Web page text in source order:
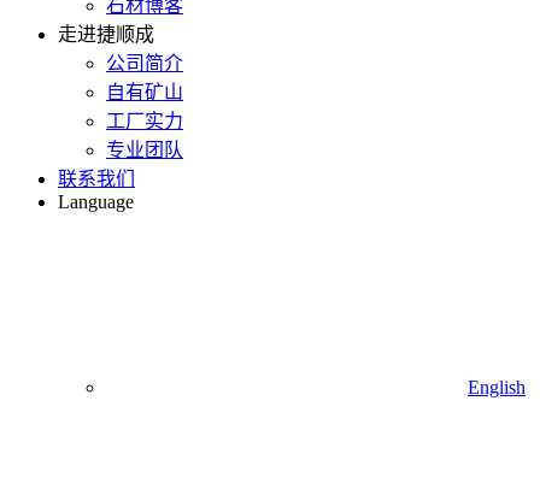
石材博客
走进捷顺成
公司简介
自有矿山
工厂实力
专业团队
联系我们
Language
English